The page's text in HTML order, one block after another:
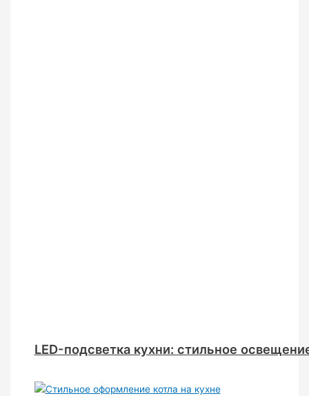
LED-подсветка кухни: стильное